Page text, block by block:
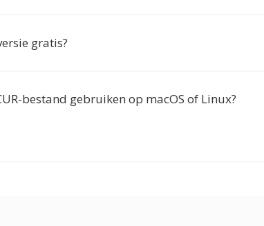
gratis?
bestand gebruiken op macOS of Linux?